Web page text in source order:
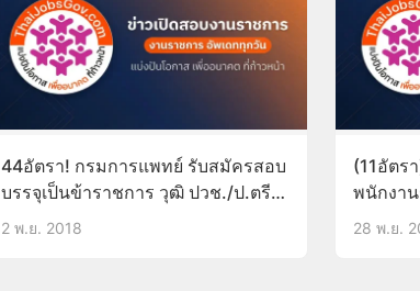
44อัตรา! กรมการแพทย์ รับสมัครสอบ
บรรจุเป็นข้าราชการ วุฒิ ปวช./ป.ตรี
สมัครออนไลน์5-9พ.ย.61
2 พ.ย. 2018
(11อัตร
พนักงา
อนุปริญ
28 พ.ย.